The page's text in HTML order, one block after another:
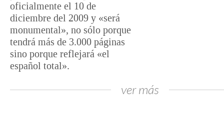
oficialmente el 10 de
diciembre del 2009 y «será
monumental», no sólo porque
tendrá más de 3.000 páginas
sino porque reflejará «el
español total».
ver más